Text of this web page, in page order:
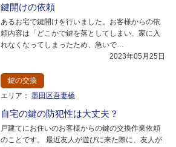
鍵開けの依頼
あるお宅で鍵開けを行いました。お客様からの依
頼内容は「どこかで鍵を落としてしまい、家に入
れなくなってしまったため、急いで…
2023年05月25日
鍵の交換
エリア： 墨田区吾妻橋
自宅の鍵の防犯性は大丈夫？
戸建てにお住いのお客様からの鍵の交換作業依頼
のことです。 最近友人が遊びに来た際に、友人が